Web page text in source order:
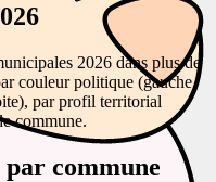
2026 dans plus de
couleur politique (gauche,
par profil territorial
commune.
commune